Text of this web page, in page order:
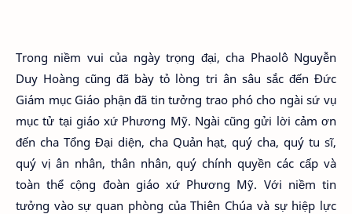
Trong niềm vui của ngày trọng đại, cha Phaolô Nguyễn
Duy Hoàng cũng đã bày tỏ lòng tri ân sâu sắc đến Đức
Giám mục Giáo phận đã tin tưởng trao phó cho ngài sứ vụ
mục tử tại giáo xứ Phương Mỹ. Ngài cũng gửi lời cảm ơn
đến cha Tổng Đại diện, cha Quản hạt, quý cha, quý tu sĩ,
quý vị ân nhân, thân nhân, quý chính quyền các cấp và
toàn thể cộng đoàn giáo xứ Phương Mỹ. Với niềm tin
tưởng vào sự quan phòng của Thiên Chúa và sự hiệp lực